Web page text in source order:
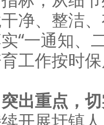
净、整洁
“一通知、
工作按时
出重点，
开展圩镇